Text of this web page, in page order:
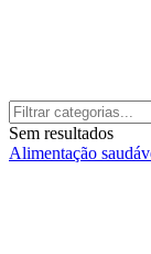
Sem resultados
Alimentação